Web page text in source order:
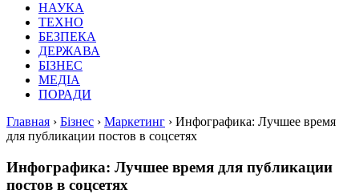
НАУКА
ТЕХНО
БЕЗПЕКА
ДЕРЖАВА
БІЗНЕС
МЕДІА
ПОРАДИ
Главная › Бізнес › Маркетинг › Инфографика: Лучшее время
для публикации постов в соцсетях
Инфографика: Лучшее время для публикации
постов в соцсетях